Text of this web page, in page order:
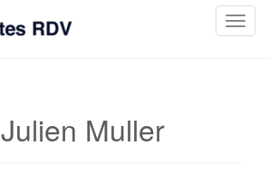
T
Julien Muller